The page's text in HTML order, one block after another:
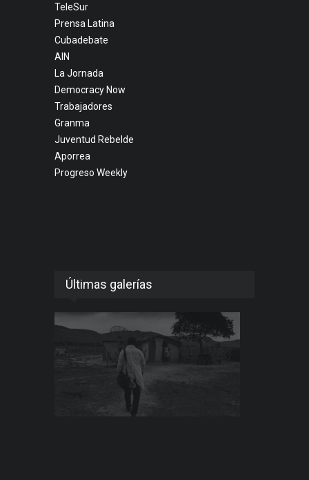
TeleSur
Prensa Latina
Cubadebate
AIN
La Jornada
Democracy Now
Trabajadores
Granma
Juventud Rebelde
Aporrea
Progreso Weekly
Últimas galerías